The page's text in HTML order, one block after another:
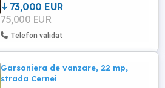
73,000 EUR
75,000 EUR
Telefon validat
Garsoniera de vanzare, 22 mp,
strada Cernei